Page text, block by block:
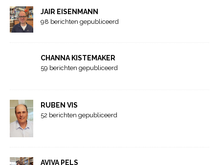
JAIR EISENMANN
98 berichten gepubliceerd
CHANNA KISTEMAKER
59 berichten gepubliceerd
RUBEN VIS
52 berichten gepubliceerd
AVIVA PELS